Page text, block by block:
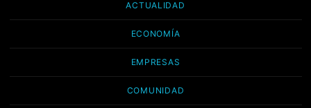
ACTUALIDAD
ECONOMÍA
EMPRESAS
COMUNIDAD